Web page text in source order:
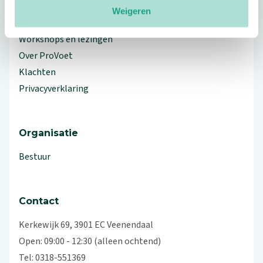
Weigeren
Workshops en lezingen
Over ProVoet
Klachten
Privacyverklaring
Organisatie
Bestuur
Contact
Kerkewijk 69, 3901 EC Veenendaal
Open: 09:00 - 12:30 (alleen ochtend)
Tel: 0318-551369